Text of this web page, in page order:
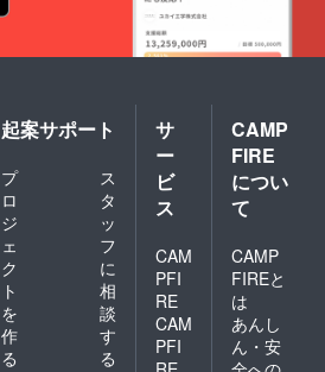
となる
場合が
あるた
時点で
は明記
してお
りませ
ん。 ※
原材料
に含ま
レルゲ
ン：も
（桃、
黄桃の
み）
起案サポート
プ
ロ
ジ
ェ
ク
ト
を
作
る
ス
タ
ッ
フ
に
相
談
す
る
サ
ー
ビ
ス
CAM
PFI
RE
CAM
PFI
CAMP
FIRE
につい
て
CAMP
FIREと
は
あんし
ん・安